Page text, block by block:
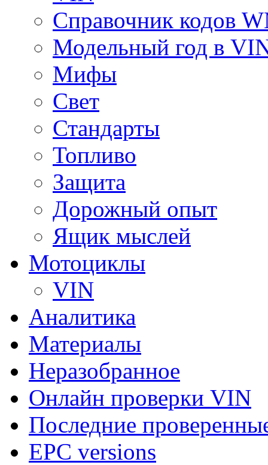
Справочник кодов
Модельный год в
Мифы
Свет
Стандарты
Топливо
Защита
Дорожный опыт
Ящик мыслей
Мотоциклы
VIN
Аналитика
Материалы
Неразобранное
Онлайн проверки VIN
Последние
EPC versions